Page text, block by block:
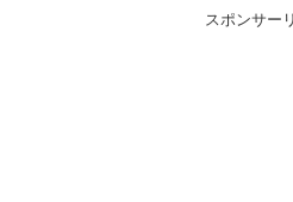
スポンサー